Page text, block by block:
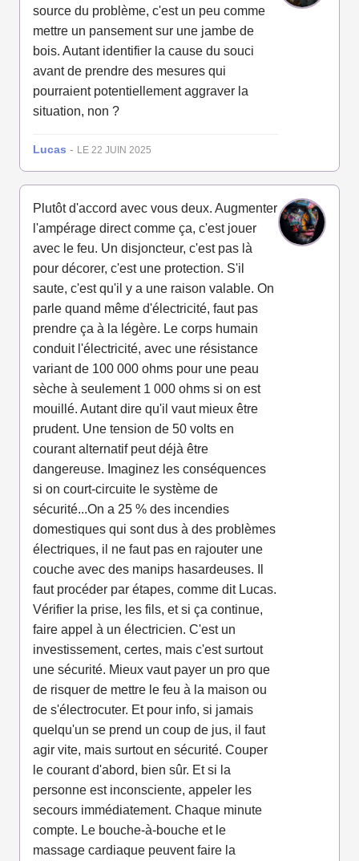
source du problème, c'est un peu comme
mettre un pansement sur une jambe de
bois. Autant identifier la cause du souci
avant de prendre des mesures qui
pourraient potentiellement aggraver la
situation, non ?
Lucas - LE 22 JUIN 2025
Plutôt d'accord avec vous deux. Augmenter
l'ampérage direct comme ça, c'est jouer
avec le feu. Un disjoncteur, c'est pas là
pour décorer, c'est une protection. S'il
saute, c'est qu'il y a une raison valable. On
parle quand même d'électricité, faut pas
prendre ça à la légère. Le corps humain
conduit l'électricité, avec une résistance
variant de 100 000 ohms pour une peau
sèche à seulement 1 000 ohms si on est
mouillé. Autant dire qu'il vaut mieux être
prudent. Une tension de 50 volts en
courant alternatif peut déjà être
dangereuse. Imaginez les conséquences
si on court-circuite le système de
sécurité...On a 25 % des incendies
domestiques qui sont dus à des problèmes
électriques, il ne faut pas en rajouter une
couche avec des manips hasardeuses. Il
faut procéder par étapes, comme dit Lucas.
Vérifier la prise, les fils, et si ça continue,
faire appel à un électricien. C'est un
investissement, certes, mais c'est surtout
une sécurité. Mieux vaut payer un pro que
de risquer de mettre le feu à la maison ou
de s'électrocuter. Et pour info, si jamais
quelqu'un se prend un coup de jus, il faut
agir vite, mais surtout en sécurité. Couper
le courant d'abord, bien sûr. Et si la
personne est inconsciente, appeler les
secours immédiatement. Chaque minute
compte. Le bouche-à-bouche et le
massage cardiaque peuvent faire la